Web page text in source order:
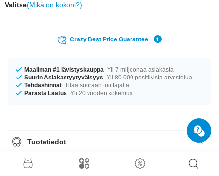
Valitse(Mikä on kokoni?)
Crazy Best Price Guarantee
Maailman #1 lävistyskauppa Yli 7 miljoonaa asiakasta
Suurin Asiakastyytyväisyys Yli 80 000 positiivista arvostelua
Tehdashinnat Tilaa suoraan tuottajalta
Parasta Laatua Yli 20 vuoden kokemus
Tuotetiedot
mm. erittäin elegantti tuote – juuri sellainen kuin haluat!